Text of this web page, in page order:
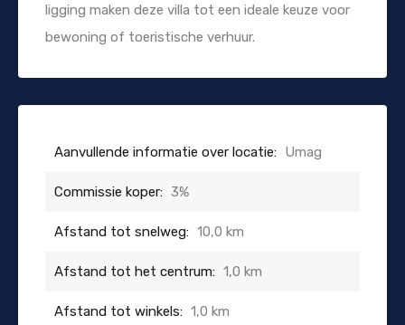
ligging maken deze villa tot een ideale keuze voor
bewoning of toeristische verhuur.
Aanvullende informatie over locatie: Umag
Commissie koper: 3%
Afstand tot snelweg: 10,0 km
Afstand tot het centrum: 1,0 km
Afstand tot winkels: 1,0 km